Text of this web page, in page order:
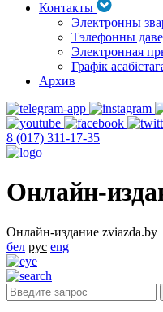
Контакты
Электронны
Тэлефонны
Электронная
Графік
Архив
8 (017) 311-17-35
Онлайн-
Онлайн-издание zviazda.by
бел рус eng